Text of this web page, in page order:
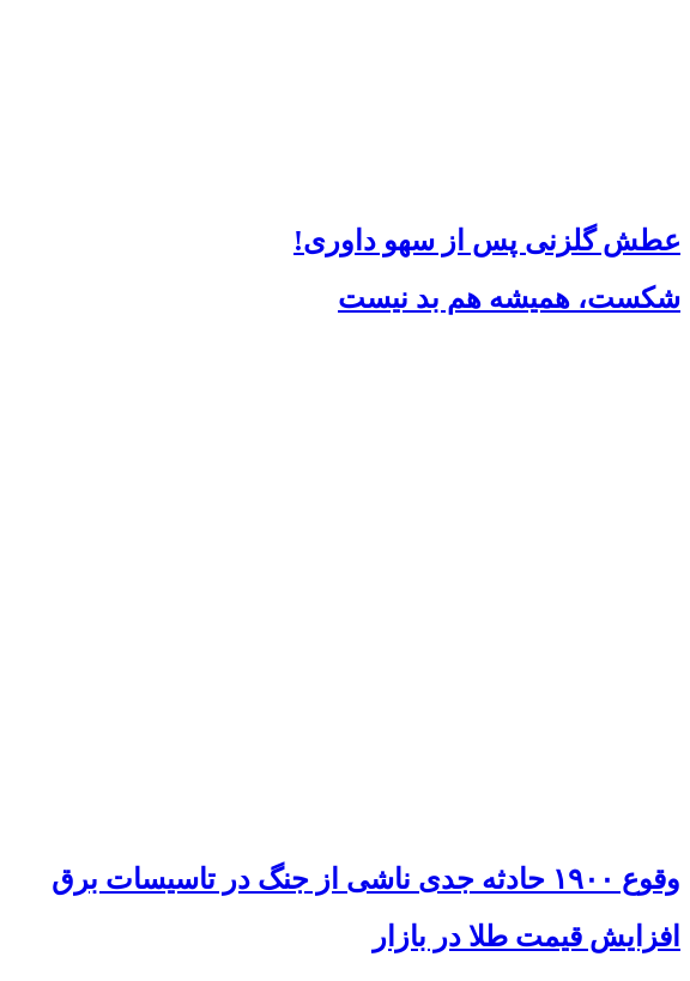
عطش گلزنی پس از سهو داوری!
شکست، همیشه هم بد نیست
وقوع ۱۹۰۰ حادثه جدی ناشی از جنگ در تاسیسات برق
افزایش قیمت طلا در بازار